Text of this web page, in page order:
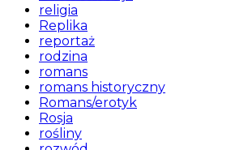
religia
Replika
reportaż
rodzina
romans
romans historyczny
Romans/erotyk
Rosja
rośliny